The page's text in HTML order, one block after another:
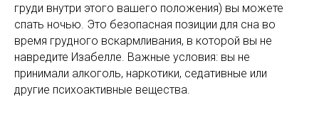
груди внутри этого вашего положения) вы можете
спать ночью. Это безопасная позиции для сна во
время грудного вскармливания, в которой вы не
навредите Изабелле. Важные условия: вы не
принимали алкоголь, наркотики, седативные или
другие психоактивные вещества.